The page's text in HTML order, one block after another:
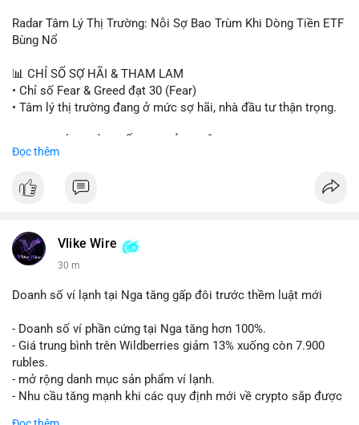
- Steak ’n Shake thưởng BTC cho nhân viên.
#binancesquare
$btc $eth $sol $xrp $cc $sky $sand $skr
📰 Nguồn: Decrypt
Radar Tâm Lý Thị Trường: Nỗi Sợ Bao Trùm Khi Dòng Tiền ETF
Bùng Nổ
📊 CHỈ SỐ SỢ HÃI & THAM LAM
• Chỉ số Fear & Greed đạt 30 (Fear)
• Tâm lý thị trường đang ở mức sợ hãi, nhà đầu tư thận trọng.
• CoinGecko Trending: PENGU, TUT, ACE, CASHCAT, ANSEM,
• LunarCrush Trending: Ethereum, Solana, Dogecoin, Polkadot,
Tinh hà say hi
• Binance Square: Cộng đồng đang tranh luận về lệnh
xấu từ SpaceX/Musk.
• Tin tức quốc tế: US spot Bitcoin ETFs ghi nhận dòng tiền 1 tỷ
USD; Nansen founder dự báo Bitcoin không dưới 60K; Chi tiêu
thẻ Crypto đạt ATH 759 triệu USD.
• Thông báo Binance: Hỗ trợ cổ tức Apple/IBM qua bStocks;
Đọc thêm
Vlike Wire
30 m
Doanh số ví lạnh tại Nga tăng gấp đôi trước thềm luật mới
- Doanh số ví phần cứng tại Nga tăng hơn 100%.
- Giá trung bình trên Wildberries giảm 13% xuống còn 7.900
rubles.
- mở rộng danh mục sản phẩm ví lạnh.
- Nhu cầu tăng mạnh khi các quy định mới về crypto sắp được